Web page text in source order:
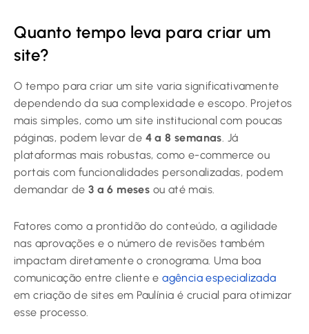
Quanto tempo leva para criar um
site?
O tempo para criar um site varia significativamente
dependendo da sua complexidade e escopo. Projetos
mais simples, como um site institucional com poucas
páginas, podem levar de 4 a 8 semanas . Já
plataformas mais robustas, como e-commerce ou
portais com funcionalidades personalizadas, podem
demandar de 3 a 6 meses ou até mais.
Fatores como a prontidão do conteúdo, a agilidade
nas aprovações e o número de revisões também
impactam diretamente o cronograma. Uma boa
comunicação entre cliente eagência especializada
em criação de sites em Paulínia é crucial para otimizar
esse processo.